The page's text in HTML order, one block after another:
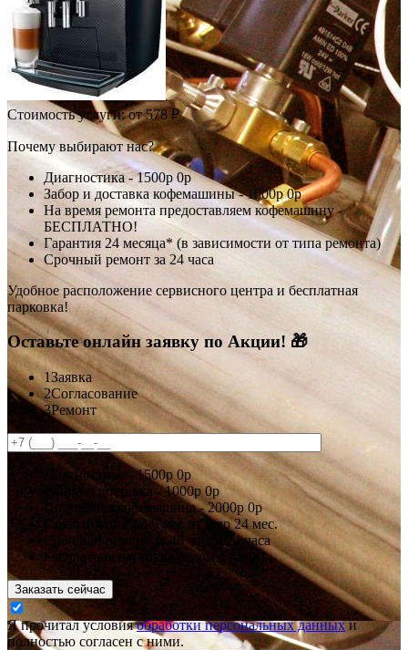
Стоимость услуги:от 578 ₽
Почему выбирают нас?
Диагностика -1500р0р
Забор и доставка кофемашины -1000р0р
На время ремонта предоставляем кофемашину -
БЕСПЛАТНО!
Гарантия 24 месяца* (в зависимости от типа ремонта)
Срочный ремонт за 24 часа
Удобное расположение сервисного центра и бесплатная
парковка!
Оставьте онлайн заявку по Акции! 🎁
1Заявка
2Согласование
3Ремонт
Диагностика -1500р0р
Выезд и доставка -1000р0р
Подменная кофемашина -2000р0р
Гарантия
от 3 до 6 мес от 6 до 24 мес.
Срочный ремонт за48 часов
24 часа
Бесплатная парковка рядом с нами!
Заказать сейчас
Я прочитал условияобработки персональных данныхи
полностью согласен с ними.